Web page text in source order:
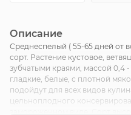
Описание
Среднеспелый ( 55-65 дней от
сорт. Растение кустовое,
зубчатыми краями, массой 0,4
гладкие, белые, с плотной
подойдут для всех видов
цельноплодного